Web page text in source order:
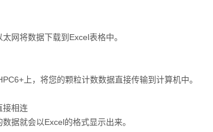
网将数据下载到Excel表格中。
上，将您的颗粒计数数据直接传输到计算机中。
接相连
据就会以Excel的格式显示出来。